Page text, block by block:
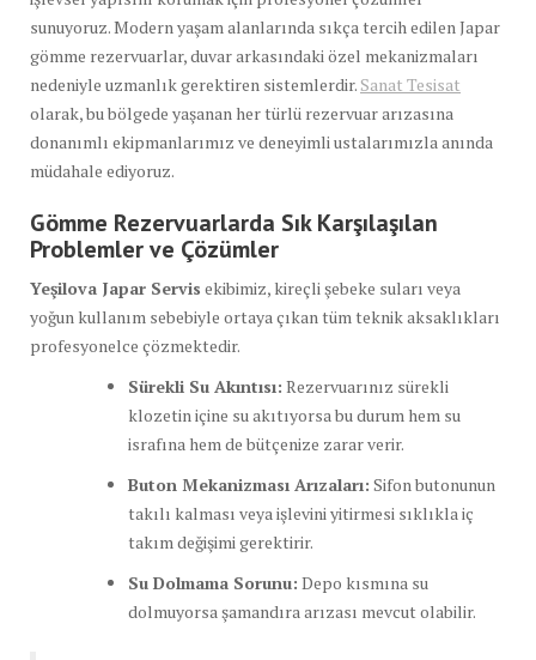
sunuyoruz. Modern yaşam alanlarında sıkça tercih edilen Japar
gömme rezervuarlar, duvar arkasındaki özel mekanizmaları
nedeniyle uzmanlık gerektiren sistemlerdir. Sanat Tesisat
olarak, bu bölgede yaşanan her türlü rezervuar arızasına
donanımlı ekipmanlarımız ve deneyimli ustalarımızla anında
müdahale ediyoruz.
Gömme Rezervuarlarda Sık Karşılaşılan
Problemler ve Çözümler
Yeşilova Japar Servis ekibimiz, kireçli şebeke suları veya
yoğun kullanım sebebiyle ortaya çıkan tüm teknik aksaklıkları
profesyonelce çözmektedir.
Sürekli Su Akıntısı: Rezervuarınız sürekli
klozetin içine su akıtıyorsa bu durum hem su
israfına hem de bütçenize zarar verir.
Buton Mekanizması Arızaları: Sifon butonunun
takılı kalması veya işlevini yitirmesi sıklıkla iç
takım değişimi gerektirir.
Su Dolmama Sorunu: Depo kısmına su
dolmuyorsa şamandıra arızası mevcut olabilir.